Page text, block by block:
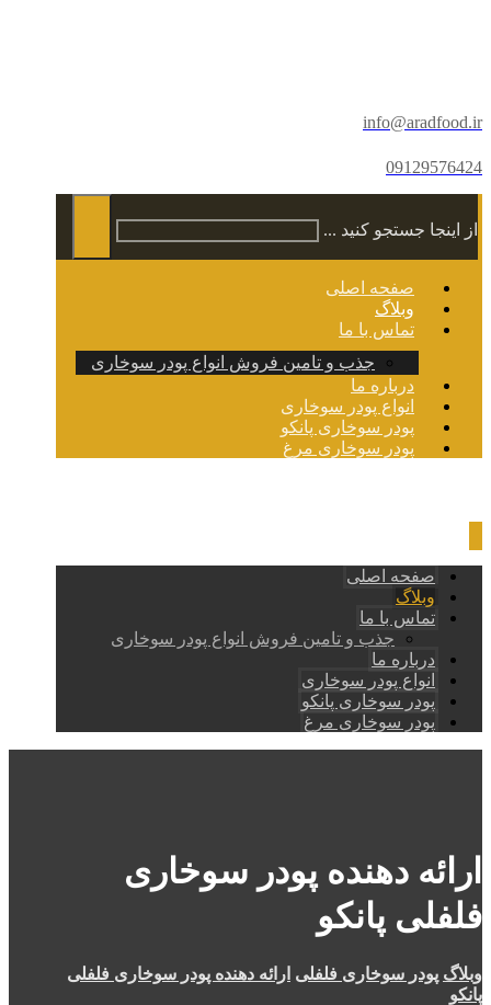
info@aradfood.ir
09129576424
از اینجا جستجو کنید ...
صفحه اصلی
وبلاگ
تماس با ما
جذب و تامین فروش انواع پودر سوخاری
درباره ما
انواع پودر سوخاری
پودر سوخاری پانکو
پودر سوخاری مرغ
صفحه اصلی
وبلاگ
تماس با ما
جذب و تامین فروش انواع پودر سوخاری
درباره ما
انواع پودر سوخاری
پودر سوخاری پانکو
پودر سوخاری مرغ
ارائه دهنده پودر سوخاری
فلفلی پانکو
وبلاگ پودر سوخاری فلفلی ارائه دهنده پودر سوخاری فلفلی
پانکو